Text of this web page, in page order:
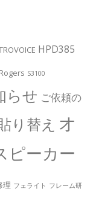
HPD385
Rogers S3100
らせ ご依頼の
り替え オ
ピーカー
理 フェライト フレーム研